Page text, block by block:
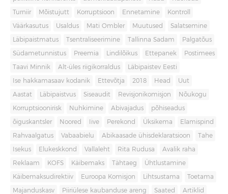
Turniir Mõistujutt Korruptsioon Ennetamine Kontroll
Väärkasutus Usaldus Mati Ombler Muutused Salatsemine
Läbipaistmatus Tsentraliseerimine Tallinna Sadam Palgatõus
Südametunnistus Preemia Lindilõikus Ettepanek Postimees
Taavi Minnik Alt-üles riigikorraldus Läbipaistev Eesti
Ise hakkamasaav kodanik Ettevõtja 2018 Head Uut
Aastat Läbipaistvus Siseaudit Revisjonikomisjon Nõukogu
Korruptsioonirisk Nuhkimine Abivajadus põhiseadus
õiguskantsler Noored Iive Perekond Üksikema Elamispind
Rahvaalgatus Vabaabielu Abikaasade ühisdeklaratsioon Tahe
Isekus Elukeskkond Vallaleht Rita Rudusa Avalik raha
Reklaam KOFS Käibemaks Tähtaeg Ühtlustamine
Käibemaksudirektiiv Euroopa Komisjon Lihtsustama Toetama
Majanduskasv Piiriülese kaubanduse areng Saated Artiklid